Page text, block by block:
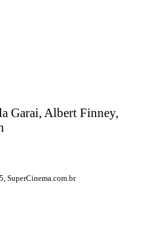
Garai, Albert Finney,
SuperCinema.com.br